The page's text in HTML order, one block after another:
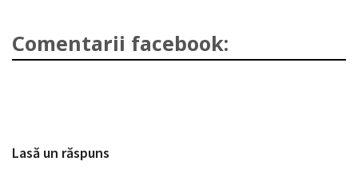
Comentarii facebook:
Lasă un răspuns